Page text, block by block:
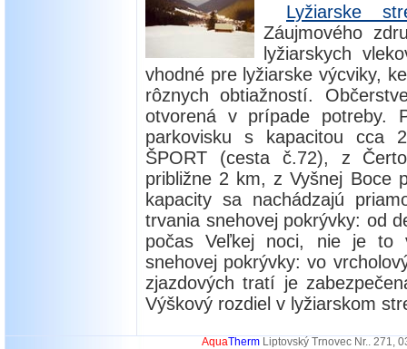
Lyžiarske
Záujmového
lyžiarskych
vhodné pre lyžiarske výcviky,
rôznych obtiažností.
otvorená v prípade potreby.
parkovisku s kapacitou cca
ŠPORT (cesta č.72), z
približne 2 km, z Vyšnej Boce
kapacity sa nachádzajú
trvania snehovej pokrývky: od
počas Veľkej noci, nie je to
snehovej pokrývky: vo
zjazdových tratí je
Výškový rozdiel v lyžiarskom
AquaThermLiptovský Trnovec Nr.. 271,